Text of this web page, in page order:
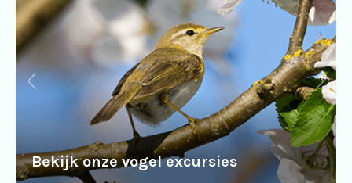
Bekijk onze vogel excursies